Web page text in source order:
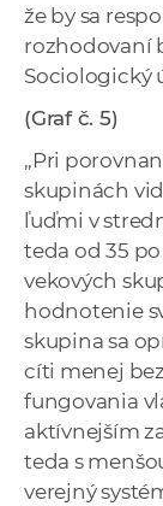
že by sa
rozhodovaní
Sociologický
(Graf č. 5)
„Pri
skupinách
ľuďmi v
teda od 35
vekových
hodnotenie
skupina sa
cíti menej
fungovania
aktívnejším
teda s
verejný